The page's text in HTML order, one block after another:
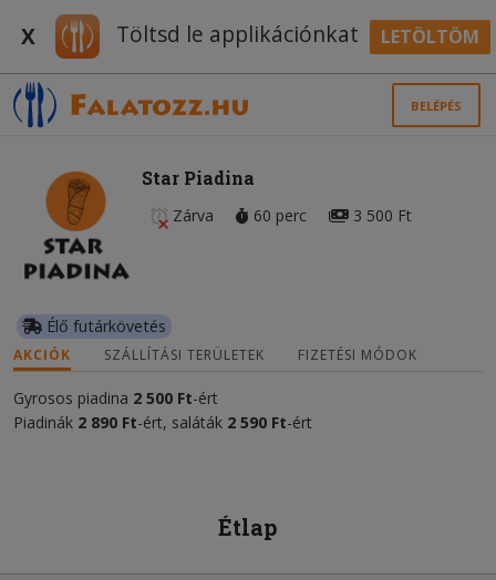
X Töltsd le applikációnkat LETÖLTÖM
BELÉPÉS
Star Piadina
Zárva 60 perc 3 500 Ft
Élő futárkövetés
AKCIÓK SZÁLLÍTÁSI TERÜLETEK FIZETÉSI MÓDOK
Gyrosos piadina 2 500 Ft-ért
Piadinák 2 890 Ft-ért, saláták 2 590 Ft-ért
Étlap